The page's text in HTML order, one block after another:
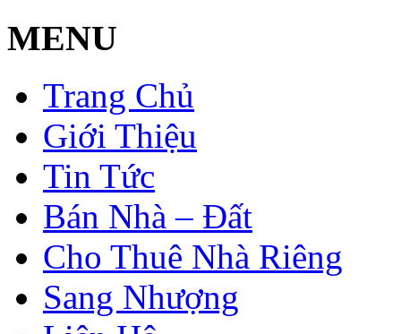
MENU
Trang Chủ
Giới Thiệu
Tin Tức
Bán Nhà – Đất
Cho Thuê Nhà Riêng
Sang Nhượng